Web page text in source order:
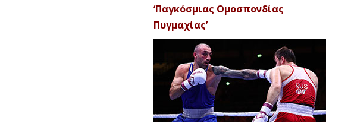
‘Παγκόσμιας Ομοσπονδίας
Πυγμαχίας’